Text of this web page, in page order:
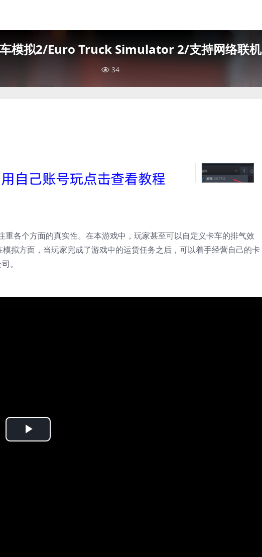
模拟2/Euro Truck Simulator 2/支持网络联机
34
各个方面的真实性。在本游戏中，玩家甚至可以自定义卡车的排气效
拟方面，当玩家完成了游戏中的运货任务之后，可以着手经营自己的卡
。
Play